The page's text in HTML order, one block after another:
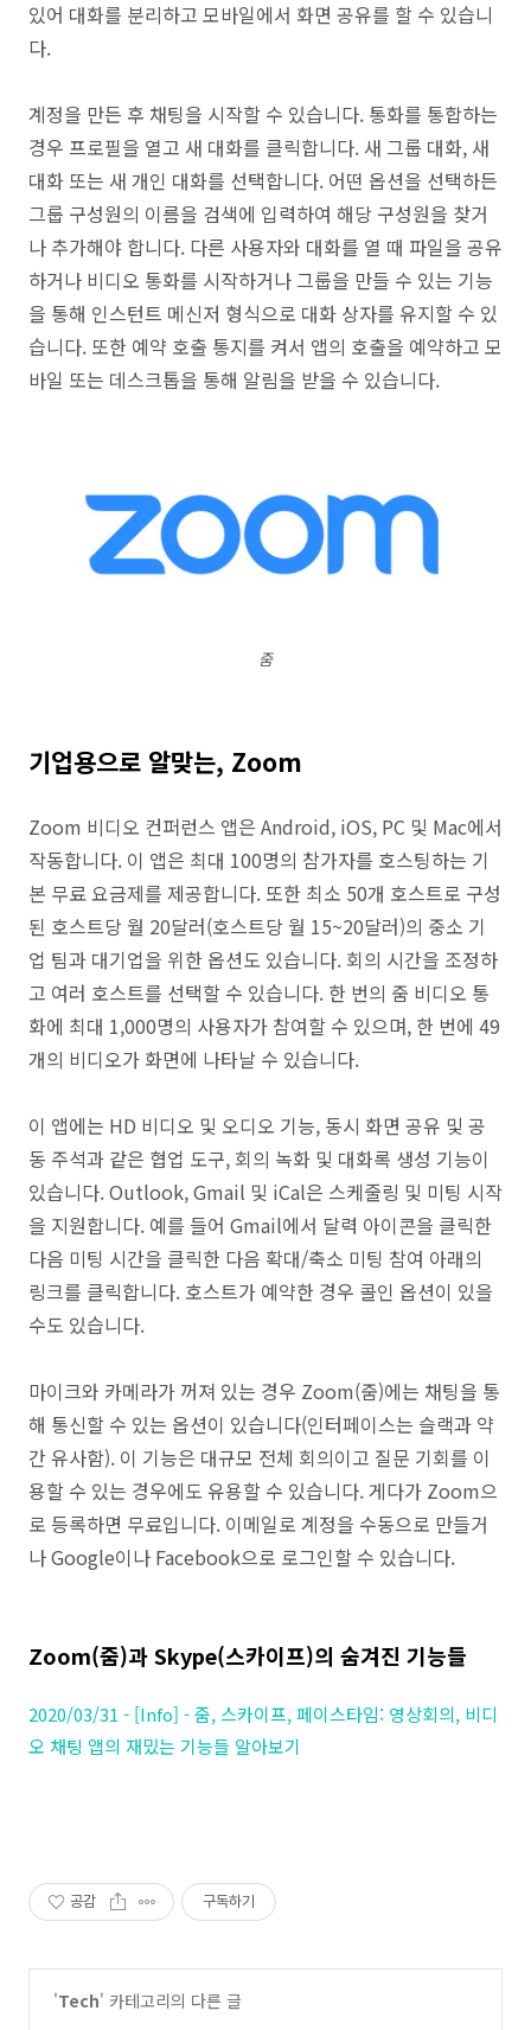
있어 대화를 분리하고 모바일에서 화면 공유를 할 수 있습니
다.
계정을 만든 후 채팅을 시작할 수 있습니다. 통화를 통합하는
경우 프로필을 열고 새 대화를 클릭합니다. 새 그룹 대화, 새
대화 또는 새 개인 대화를 선택합니다. 어떤 옵션을 선택하든
그룹 구성원의 이름을 검색에 입력하여 해당 구성원을 찾거
나 추가해야 합니다. 다른 사용자와 대화를 열 때 파일을 공유
하거나 비디오 통화를 시작하거나 그룹을 만들 수 있는 기능
을 통해 인스턴트 메신저 형식으로 대화 상자를 유지할 수 있
습니다. 또한 예약 호출 통지를 켜서 앱의 호출을 예약하고 모
바일 또는 데스크톱을 통해 알림을 받을 수 있습니다.
줌
기업용으로 알맞는, Zoom
Zoom 비디오 컨퍼런스 앱은 Android, iOS, PC 및 Mac에서
작동합니다. 이 앱은 최대 100명의 참가자를 호스팅하는 기
본 무료 요금제를 제공합니다. 또한 최소 50개 호스트로 구성
된 호스트당 월 20달러(호스트당 월 15~20달러)의 중소 기
업 팀과 대기업을 위한 옵션도 있습니다. 회의 시간을 조정하
고 여러 호스트를 선택할 수 있습니다. 한 번의 줌 비디오 통
화에 최대 1,000명의 사용자가 참여할 수 있으며, 한 번에 49
개의 비디오가 화면에 나타날 수 있습니다.
이 앱에는 HD 비디오 및 오디오 기능, 동시 화면 공유 및 공
동 주석과 같은 협업 도구, 회의 녹화 및 대화록 생성 기능이
있습니다. Outlook, Gmail 및 iCal은 스케줄링 및 미팅 시작
을 지원합니다. 예를 들어 Gmail에서 달력 아이콘을 클릭한
다음 미팅 시간을 클릭한 다음 확대/축소 미팅 참여 아래의
링크를 클릭합니다. 호스트가 예약한 경우 콜인 옵션이 있을
수도 있습니다.
마이크와 카메라가 꺼져 있는 경우 Zoom(줌)에는 채팅을 통
해 통신할 수 있는 옵션이 있습니다(인터페이스는 슬랙과 약
간 유사함). 이 기능은 대규모 전체 회의이고 질문 기회를 이
용할 수 있는 경우에도 유용할 수 있습니다. 게다가 Zoom으
로 등록하면 무료입니다. 이메일로 계정을 수동으로 만들거
나 Google이나 Facebook으로 로그인할 수 있습니다.
Zoom(줌)과 Skype(스카이프)의 숨겨진 기능들
2020/03/31 - [Info] - 줌, 스카이프, 페이스타임: 영상회의, 비디
오 채팅 앱의 재밌는 기능들 알아보기
공감 구독하기
'Tech' 카테고리의 다른 글